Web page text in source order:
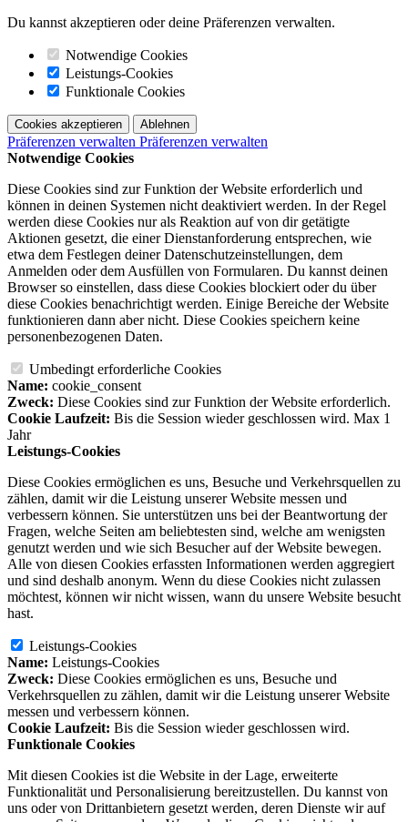
Du kannst akzeptieren oder deine Präferenzen verwalten.
Notwendige Cookies
Leistungs-Cookies
Funktionale Cookies
Cookies akzeptieren Ablehnen
Präferenzen verwalten Präferenzen verwalten
Notwendige Cookies
Diese Cookies sind zur Funktion der Website erforderlich und
können in deinen Systemen nicht deaktiviert werden. In der Regel
werden diese Cookies nur als Reaktion auf von dir getätigte
Aktionen gesetzt, die einer Dienstanforderung entsprechen, wie
etwa dem Festlegen deiner Datenschutzeinstellungen, dem
Anmelden oder dem Ausfüllen von Formularen. Du kannst deinen
Browser so einstellen, dass diese Cookies blockiert oder du über
diese Cookies benachrichtigt werden. Einige Bereiche der Website
funktionieren dann aber nicht. Diese Cookies speichern keine
personenbezogenen Daten.
Umbedingt erforderliche Cookies
Name: cookie_consent
Zweck: Diese Cookies sind zur Funktion der Website erforderlich.
Cookie Laufzeit: Bis die Session wieder geschlossen wird. Max 1
Jahr
Leistungs-Cookies
Diese Cookies ermöglichen es uns, Besuche und Verkehrsquellen zu
zählen, damit wir die Leistung unserer Website messen und
verbessern können. Sie unterstützen uns bei der Beantwortung der
Fragen, welche Seiten am beliebtesten sind, welche am wenigsten
genutzt werden und wie sich Besucher auf der Website bewegen.
Alle von diesen Cookies erfassten Informationen werden aggregiert
und sind deshalb anonym. Wenn du diese Cookies nicht zulassen
möchtest, können wir nicht wissen, wann du unsere Website besucht
hast.
Leistungs-Cookies
Name: Leistungs-Cookies
Zweck: Diese Cookies ermöglichen es uns, Besuche und
Verkehrsquellen zu zählen, damit wir die Leistung unserer Website
messen und verbessern können.
Cookie Laufzeit: Bis die Session wieder geschlossen wird.
Funktionale Cookies
Mit diesen Cookies ist die Website in der Lage, erweiterte
Funktionalität und Personalisierung bereitzustellen. Du kannst von
uns oder von Drittanbietern gesetzt werden, deren Dienste wir auf